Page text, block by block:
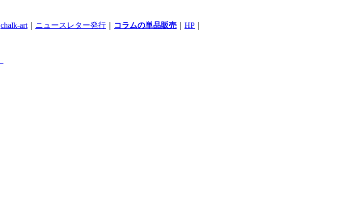
chalk-art ニュースレター発行 コラムの単品販売 HP